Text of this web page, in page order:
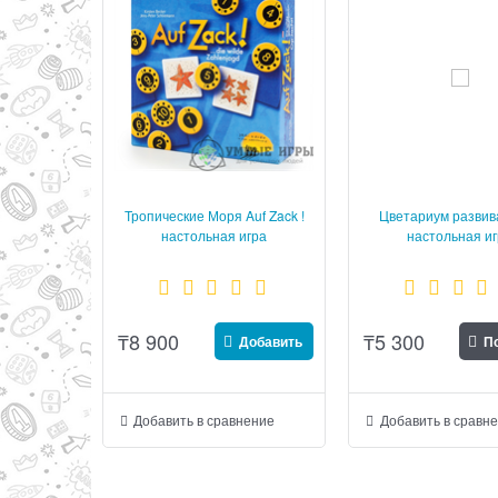
Тропические Моря Auf Zack !
настольная игра
₸8 900 Добавить
Добавить в сравнение
Цветариум
настольная
₸5 300
Добавить в